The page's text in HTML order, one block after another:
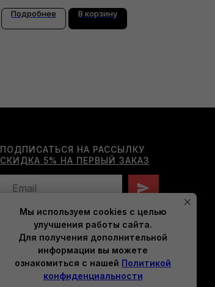
Подробнее В корзину
ПОДПИСАТЬСЯ НА РАССЫЛКУ
СКИДКА 5% НА ПЕРВЫЙ ЗАКАЗ
Нажимая на кнопку, вы даете согласие на
обработку персональных данных
и соглашаетесь c политикой
конфиденциальности.
Мы используем cookies с целью
улучшения работы сайта.
Для получения дополнительной
информации вы можете
ознакомиться с нашей Политикой
конфиденциальности